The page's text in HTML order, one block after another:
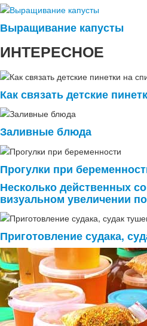
Выращивание капусты
ИНТЕРЕСНОЕ
Как связать детские
Заливные блюда
Прогулки при
Несколько действенных
визуальном увеличении
Приготовление судака,